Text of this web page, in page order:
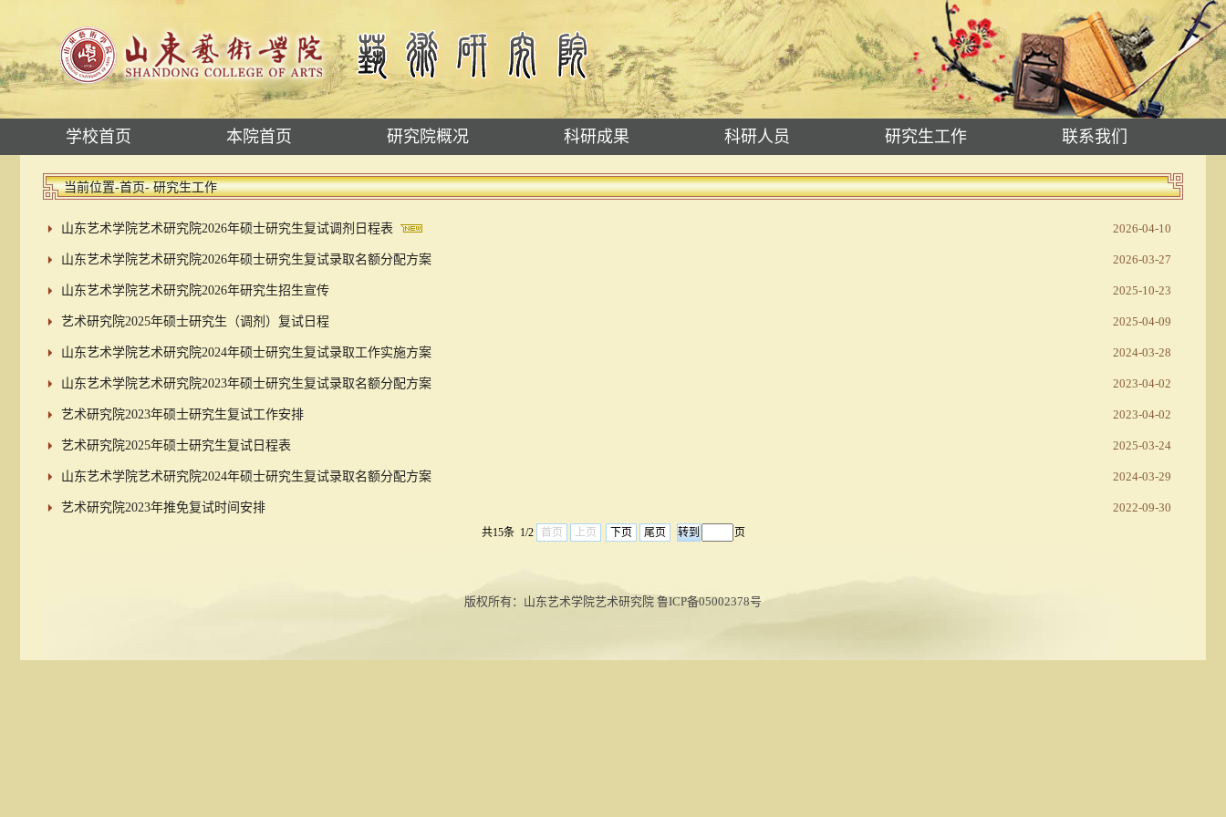
学校首页 本院首页 研究院概况 科研成果 科研人员 研究生工作 联系我们
当前位置-首页- 研究生工作
山东艺术学院艺术研究院2026年硕士研究生复试调剂日程表 2026-04-10
山东艺术学院艺术研究院2026年硕士研究生复试录取名额分配方案 2026-03-27
山东艺术学院艺术研究院2026年研究生招生宣传 2025-10-23
艺术研究院2025年硕士研究生（调剂）复试日程 2025-04-09
山东艺术学院艺术研究院2024年硕士研究生复试录取工作实施方案 2024-03-28
山东艺术学院艺术研究院2023年硕士研究生复试录取名额分配方案 2023-04-02
艺术研究院2023年硕士研究生复试工作安排 2023-04-02
艺术研究院2025年硕士研究生复试日程表 2025-03-24
山东艺术学院艺术研究院2024年硕士研究生复试录取名额分配方案 2024-03-29
艺术研究院2023年推免复试时间安排 2022-09-30
共15条 1/2 首页 上页 下页 尾页 页
版权所有：山东艺术学院艺术研究院 鲁ICP备05002378号